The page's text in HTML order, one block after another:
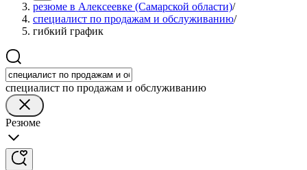
резюме в Алексеевке (Самарской области)/
специалист по продажам и обслуживанию/
гибкий график
специалист по продажам и обслуживанию
Резюме